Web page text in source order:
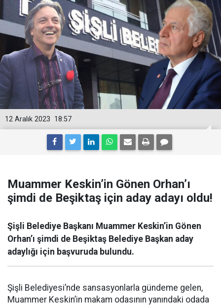
18:57
12 Aralık 2023
Muammer Keskin’in Gönen Orhan’ı
şimdi de Beşiktaş için aday adayı oldu!
Şişli Belediye Başkanı Muammer Keskin’in Gönen
Orhan’ı şimdi de Beşiktaş Belediye Başkan aday
adaylığı için başvuruda bulundu.
Şişli Belediyesi’nde sansasyonlarla gündeme gelen,
Muammer Keskin’in makam odasının yanındaki odada